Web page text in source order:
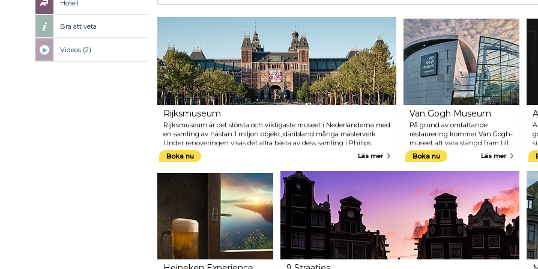
Hotell
Bra att veta
Videos (2)
Rijksmuseum
Rijksmuseum är det största och viktigaste museet i Nederländerna med
en samling av nästan 1 miljon objekt, däribland många mästerverk.
Under renoveringen visas det allra bästa av dess samling i Philips
Wing som en del av de Mästerverken. Efter år av omfattande
renoveringar, har nu Rijksmuseum öppnat sina dörrar för allmänheten
med en helt fräsch layout. Endast Rembrandts "Nattvakten" återgår till
sitt ursprungliga galleri!
Boka nu Läs mer
Van Gogh Museum
På grund av omfattande
restaurering kommer Van Gogh-
museet att vara stängd fram till
slutet av april 2013. Eftersom
museet lockar över en och en
halv miljon besökare varje år,
rollen att att visa en stor del av
samlingen. Den 1 maj kommer
Van Gogh-museet återigen
öppna sina dörrar på sin
sedvanliga plats på
Museumplein, och firar sin
öppning med utställningen
"Van Gogh i Arbete".
Boka nu Läs mer